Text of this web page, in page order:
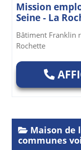
Mission
Seine - La
Bâtiment Franklin
Rochette
Maison de
communes